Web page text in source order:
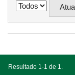
Resultado 1-1 de 1.